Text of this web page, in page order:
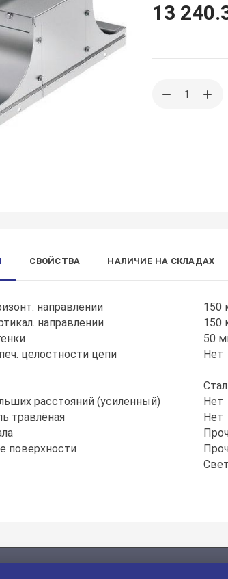
13
СВОЙСТВА НАЛИЧИЕ НА СКЛАДАХ
направлении
150
направлении
150
50
целостности цепи
Нет
расстояний (усиленный)
Нет
травлёная
Нет
поверхности